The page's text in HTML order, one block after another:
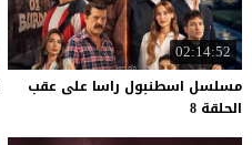
02:14:52
مسلسل اسطنبول راسا على عقب
الحلقة 8